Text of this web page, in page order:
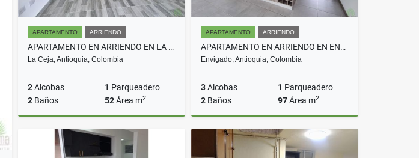
APARTAMENTO ARRIENDO
APARTAMENTO EN ARRIENDO EN LA CEJA COD 10754
La Ceja, Antioquia, Colombia
2Alcobas 1 Parqueadero
2 Baños 52Área m2
$2.000.000
APARTAMENTO ARRIENDO
APARTAMENTO EN ARRIENDO EN ENVIGADO COD 10738
Envigado, Antioquia, Colombia
3Alcobas 1 Parqueadero
2 Baños 97Área m2
Arriendo
$4.000.000